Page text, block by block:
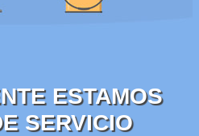
ESTAMOS
SERVICIO